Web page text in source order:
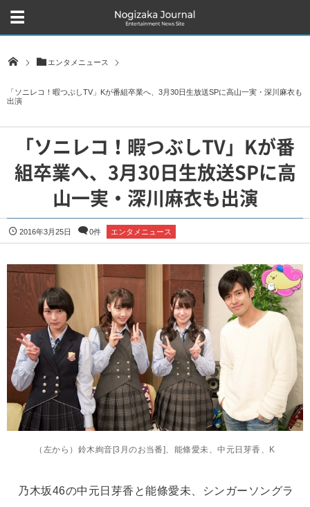
エンタメニュース
「ソニレコ！暇つぶしTV」Kが番組卒業へ、3月30日生放送SPに高山一実・深川麻衣も
出演
「ソニレコ！暇つぶしTV」Kが番
組卒業へ、3月30日生放送SPに高
山一実・深川麻衣も出演
2016年3月25日 0件 エンタメニュース
（左から）鈴木絢音[3月のお当番]、能條愛未、中元日芽香、K
乃木坂46の中元日芽香と能條愛未、シンガーソングラ